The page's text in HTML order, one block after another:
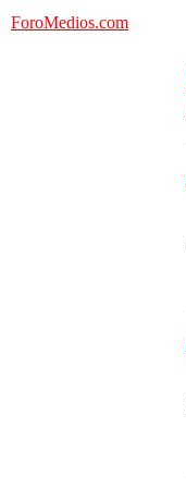
ForoMedios.com